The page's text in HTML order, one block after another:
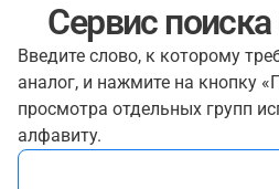
Сервис
Введите слово, к которому
аналог, и нажмите на кнопку
просмотра отдельных групп
алфавиту.